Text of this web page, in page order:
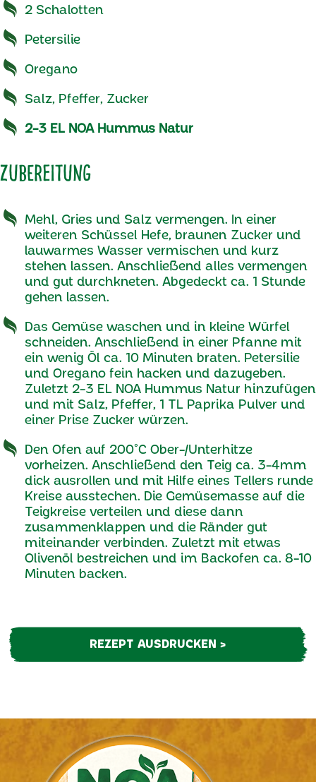
2 Schalotten
Petersilie
Oregano
Salz, Pfeffer, Zucker
2-3 EL NOA Hummus Natur
Zubereitung
Mehl, Gries und Salz vermengen. In einer
weiteren Schüssel Hefe, braunen Zucker und
lauwarmes Wasser vermischen und kurz
stehen lassen. Anschließend alles vermengen
und gut durchkneten. Abgedeckt ca. 1 Stunde
gehen lassen.
Das Gemüse waschen und in kleine Würfel
schneiden. Anschließend in einer Pfanne mit
ein wenig Öl ca. 10 Minuten braten. Petersilie
und Oregano fein hacken und dazugeben.
Zuletzt 2-3 EL NOA Hummus Natur hinzufügen
und mit Salz, Pfeffer, 1 TL Paprika Pulver und
einer Prise Zucker würzen.
Den Ofen auf 200°C Ober-/Unterhitze
vorheizen. Anschließend den Teig ca. 3-4mm
dick ausrollen und mit Hilfe eines Tellers runde
Kreise ausstechen. Die Gemüsemasse auf die
Teigkreise verteilen und diese dann
zusammenklappen und die Ränder gut
miteinander verbinden. Zuletzt mit etwas
Olivenöl bestreichen und im Backofen ca. 8-10
Minuten backen.
REZEPT AUSDRUCKEN >